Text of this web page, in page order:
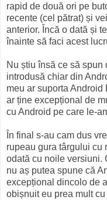
rapid de două ori pe
recente (cel pătrat) și
anterior. Încă o dată și
înainte să faci acest
Nu știu însă ce să
introdusă chiar din
meu ar suporta
ar ține excepțional de
cu Android pe care le-
În final s-au cam dus
rupeau gura târgului cu
odată cu noile versiuni.
nu aș putea spune că
excepțional dincolo de
obișnuit eu prea mult